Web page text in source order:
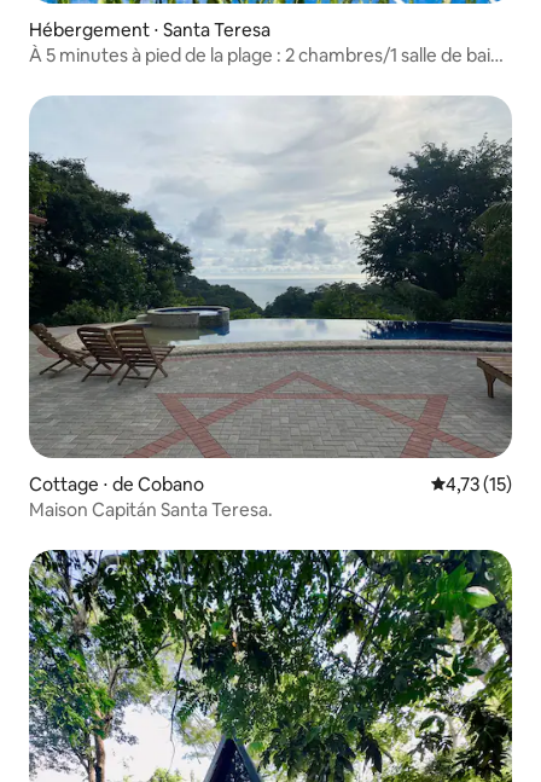
Hébergement ⋅ Santa Teresa
À 5 minutes à pied de la plage : 2 chambres/1 salle de bain
Cottage ⋅ de Cobano Évaluation
4,73 (15)
Maison Capitán Santa Teresa.